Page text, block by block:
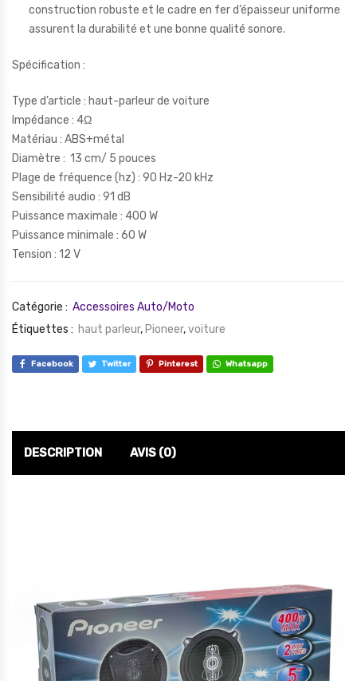
construction robuste et le cadre en fer d’épaisseur uniforme
assurent la durabilité et une bonne qualité sonore.
Spécification :
Type d’article : haut-parleur de voiture
Impédance : 4Ω
Matériau : ABS+métal
Diamètre : 13 cm/ 5 pouces
Plage de fréquence (hz) : 90 Hz-20 kHz
Sensibilité audio : 91 dB
Puissance maximale : 400 W
Puissance minimale : 60 W
Tension : 12 V
Catégorie : Accessoires Auto/Moto
Étiquettes : haut parleur, Pioneer,voiture
Facebook Twitter Pinterest Whatsapp
DESCRIPTION AVIS (0)